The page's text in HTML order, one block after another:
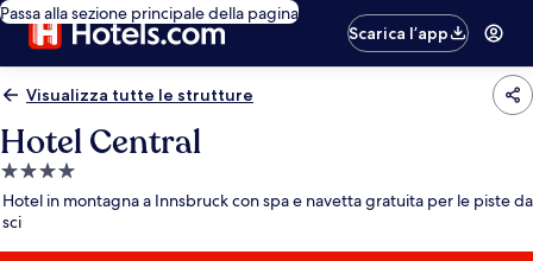
Passa alla sezione principale della pagina
Scarica l’app
Visualizza tutte le strutture
Hotel Central
Struttura
a
4.0
stelle
Hotel in montagna a Innsbruck con spa e navetta gratuita per le piste da
sci